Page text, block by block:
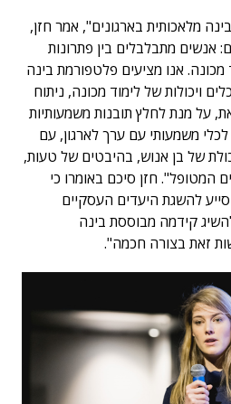
מלאכותית בארגונים", אמר חזן,
אנשים מתבלבלים בין פתרונות
מכונה. אנו מציעים פלטפורמת בינה
ויכולות של לימוד מכונה, ניתוח
על מנת לחלץ תובנות משמעותיות
לכלי משמעותי עם ערך לארגון, עם
של בן אנוש, בהיבטים של טעות,
המטופל". חזן סיכם באומרו כי
להשגת היעדים העסקיים
קידמה מבוססת בינה
זאת בצורה חכמה".